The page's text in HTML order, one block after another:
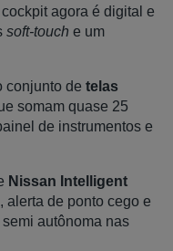
agora é digital e
soft-touch e um
conjunto de telas
somam quase 25
de instrumentos e
Nissan Intelligent
alerta de ponto cego e
autônoma nas